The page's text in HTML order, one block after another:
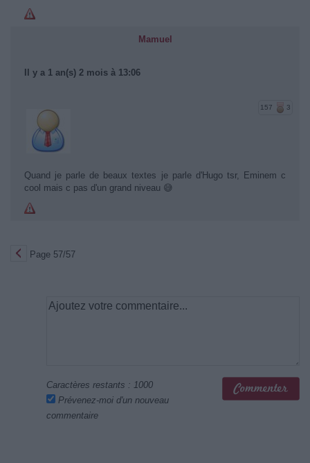
Mamuel
Il y a 1 an(s) 2 mois à 13:06
157 3
Quand je parle de beaux textes je parle d'Hugo tsr, Eminem c
cool mais c pas d'un grand niveau 😅
Page 57/57
Caractères restants : 1000
Prévenez-moi d'un nouveau
commentaire